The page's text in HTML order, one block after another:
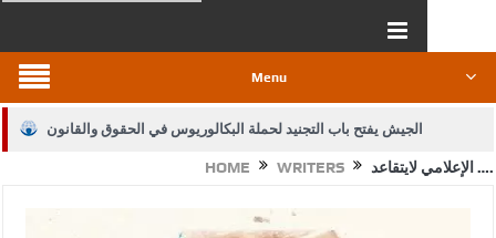
Menu
الجيش يفتح باب التجنيد لحملة البكالوريوس في الحقوق والقانون
بيان اجتماع عمّان:دعم الوصاية الهاشمية التاريخية على المقدسات
الإسلامية والمسيحية
HOME WRITERS الإعلامي لايتقاعد ….